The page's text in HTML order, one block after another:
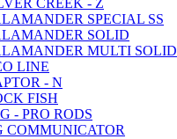
CREEK - Z
SPECIAL SS
SOLID
MULTI SOLID
LINE
- N
FISH
- PRO RODS
COMMUNICATOR